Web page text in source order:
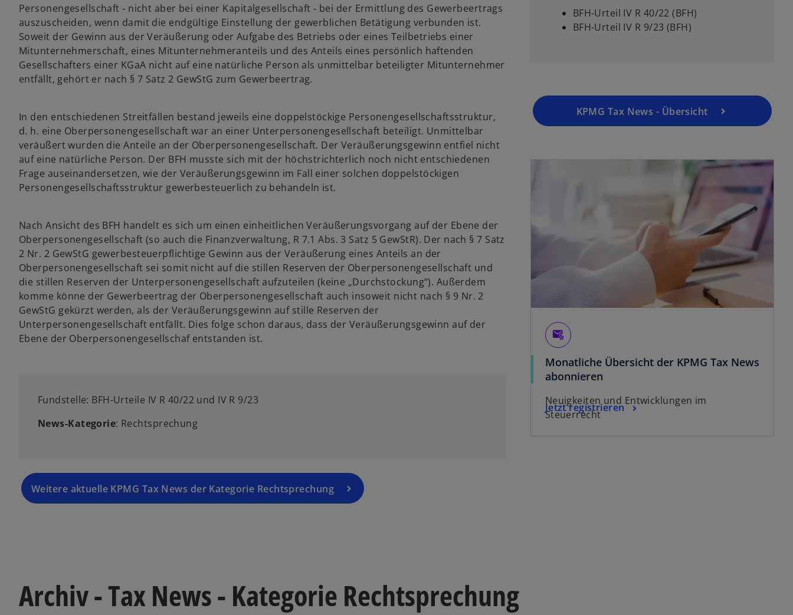
Personengesellschaft ‑ nicht aber bei einer Kapitalgesellschaft ‑ bei der Ermittlung des Gewerbeertrags
auszuscheiden, wenn damit die endgültige Einstellung der gewerblichen Betätigung verbunden ist.
Soweit der Gewinn aus der Veräußerung oder Aufgabe des Betriebs oder eines Teilbetriebs einer
Mitunternehmerschaft, eines Mitunternehmeranteils und des Anteils eines persönlich haftenden
Gesellschafters einer KGaA nicht auf eine natürliche Person als unmittelbar beteiligter Mitunternehmer
entfällt, gehört er nach § 7 Satz 2 GewStG zum Gewerbeertrag.
In den entschiedenen Streitfällen bestand jeweils eine doppelstöckige Personengesellschaftsstruktur,
d. h. eine Oberpersonengesellschaft war an einer Unterpersonengesellschaft beteiligt. Unmittelbar
veräußert wurden die Anteile an der Oberpersonengesellschaft. Der Veräußerungsgewinn entfiel nicht
auf eine natürliche Person. Der BFH musste sich mit der höchstrichterlich noch nicht entschiedenen
Frage auseinandersetzen, wie der Veräußerungsgewinn im Fall einer solchen doppelstöckigen
Personengesellschaftsstruktur gewerbesteuerlich zu behandeln ist.
Nach Ansicht des BFH handelt es sich um einen einheitlichen Veräußerungsvorgang auf der Ebene der
Oberpersonengesellschaft (so auch die Finanzverwaltung, R 7.1 Abs. 3 Satz 5 GewStR). Der nach § 7 Satz
2 Nr. 2 GewStG gewerbesteuerpflichtige Gewinn aus der Veräußerung eines Anteils an der
Oberpersonengesellschaft sei somit nicht auf die stillen Reserven der Oberpersonengesellschaft und
die stillen Reserven der Unterpersonengesellschaft aufzuteilen (keine „Durchstockung“). Außerdem
komme könne der Gewerbeertrag der Oberpersonengesellschaft auch insoweit nicht nach § 9 Nr. 2
GewStG gekürzt werden, als der Veräußerungsgewinn auf stille Reserven der
Unterpersonengesellschaft entfällt. Dies folge schon daraus, dass der Veräußerungsgewinn auf der
Ebene der Oberpersonengesellschaf entstanden ist.
Fundstelle: BFH-Urteile IV R 40/22 und IV R 9/23
News-Kategorie: Rechtsprechung
Weitere aktuelle KPMG Tax News der Kategorie Rechtsprechung
BFH-Urteil IV R 40/22 (BFH)
BFH-Urteil IV R 9/23 (BFH)
KPMG Tax News - Übersicht
attach_email
Monatliche Übersicht der KPMG Tax News
abonnieren
Neuigkeiten und Entwicklungen im
Steuerrecht
Jetzt registrieren
Archiv - Tax News - Kategorie Rechtsprechung